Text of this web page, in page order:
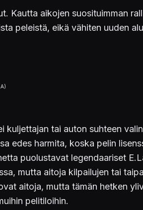
Kautta aikojen suosituimman
peleistä, eikä vähiten uuden
kuljettajan tai auton suhteen
edes harmita, koska pelin
puolustavat legendaariset
mutta aitoja kilpailujen tai
aitoja, mutta tämän hetken
pelitiloihin.